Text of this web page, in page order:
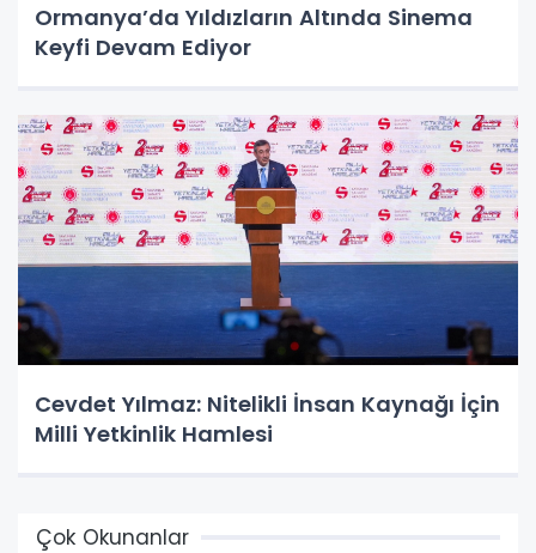
Ormanya’da Yıldızların Altında Sinema
Keyfi Devam Ediyor
Cevdet Yılmaz: Nitelikli İnsan Kaynağı İçin
Milli Yetkinlik Hamlesi
Çok Okunanlar